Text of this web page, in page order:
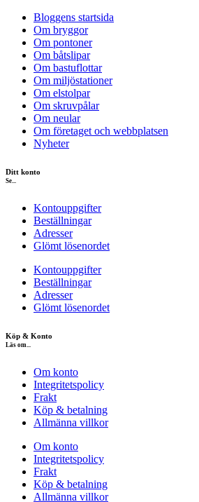
Bloggens startsida
Om bryggor
Om pontoner
Om båtslipar
Om bastuflottar
Om miljöstationer
Om elstolpar
Om skruvpålar
Om neular
Om företaget och webbplatsen
Nyheter
Ditt konto
Se...
Kontouppgifter
Beställningar
Adresser
Glömt lösenordet
Kontouppgifter
Beställningar
Adresser
Glömt lösenordet
Köp & Konto
Läs om...
Om konto
Integritetspolicy
Frakt
Köp & betalning
Allmänna villkor
Om konto
Integritetspolicy
Frakt
Köp & betalning
Allmänna villkor